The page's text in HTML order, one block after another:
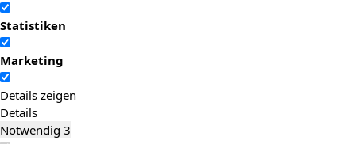
Statistiken
Marketing
Details zeigen
Details
Notwendig 3